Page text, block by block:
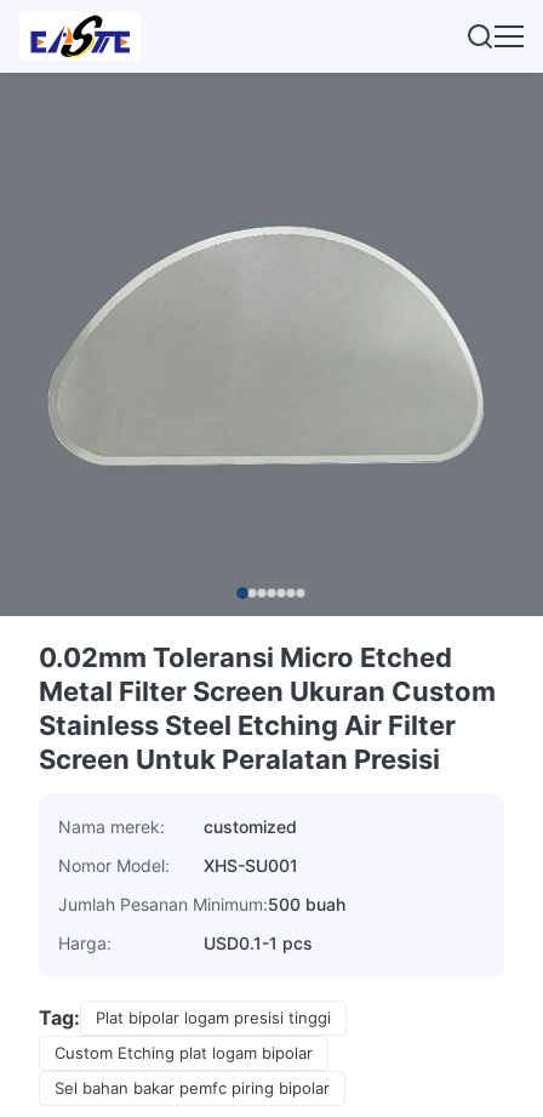
0.02mm Toleransi Micro Etched
Metal Filter Screen Ukuran Custom
Stainless Steel Etching Air Filter
Screen Untuk Peralatan Presisi
Nama merek:
customized
Nomor Model:
XHS-SU001
Jumlah Pesanan Minimum:500 buah
Harga:
USD0.1-1 pcs
Tag:
Plat bipolar logam presisi tinggi
Custom Etching plat logam bipolar
Sel bahan bakar pemfc piring bipolar